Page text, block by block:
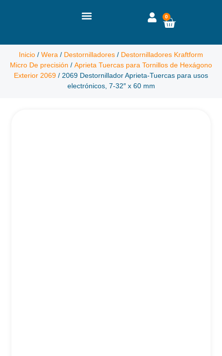
0
Inicio / Wera / Destornilladores / Destornilladores Kraftform
Micro De precisión / Aprieta Tuercas para Tornillos de Hexágono
Exterior 2069 / 2069 Destornillador Aprieta-Tuercas para usos
electrónicos, 7-32″ x 60 mm